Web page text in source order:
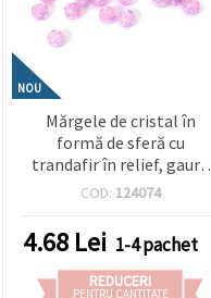
NOU
Mărgele de cristal în
formă de sferă cu
trandafir în relief, gaură
de 8 mm, culoare roz-
grame ~80 bucăți
COD: 124074
4.68 Lei 1-4 pachet
REDUCERI
PENTRU CANTITATE